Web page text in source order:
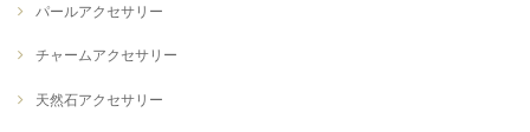
パールアクセサリー
チャームアクセサリー
天然石アクセサリー